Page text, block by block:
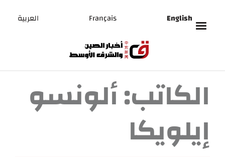
English
Français العربية
الكاتب:ألونسو
إيلويكا